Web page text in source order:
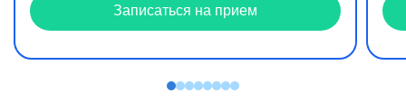
Записаться на прием